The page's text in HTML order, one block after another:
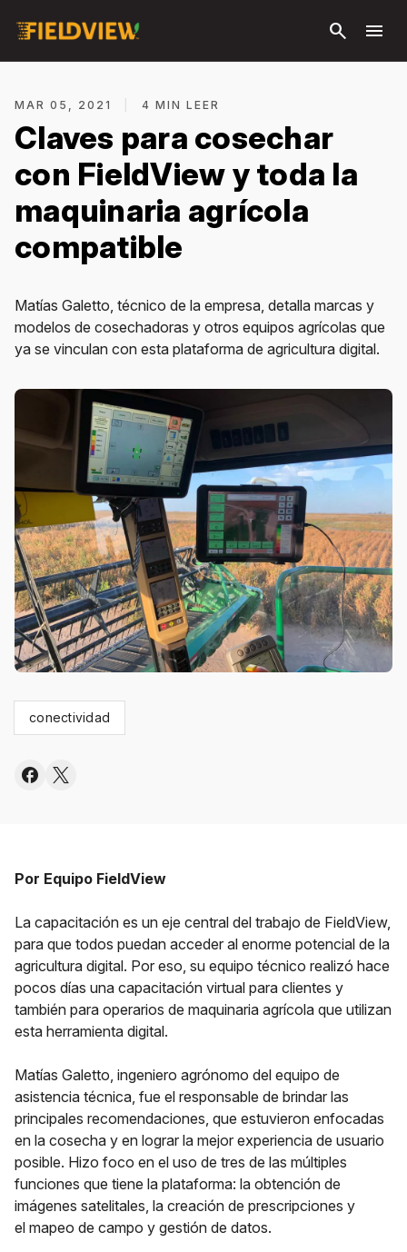
search menu
MAR 05, 2021 4 MIN LEER
Claves para cosechar
con FieldView y toda la
maquinaria agrícola
compatible
Matías Galetto, técnico de la empresa, detalla marcas y
modelos de cosechadoras y otros equipos agrícolas que
ya se vinculan con esta plataforma de agricultura digital.
conectividad
Por Equipo FieldView
La capacitación es un eje central del trabajo de FieldView,
para que todos puedan acceder al enorme potencial de la
agricultura digital. Por eso, su equipo técnico realizó hace
pocos días una capacitación virtual para clientes y
también para operarios de maquinaria agrícola que utilizan
esta herramienta digital.
Matías Galetto, ingeniero agrónomo del equipo de
asistencia técnica, fue el responsable de brindar las
principales recomendaciones, que estuvieron enfocadas
en la cosecha y en lograr la mejor experiencia de usuario
posible. Hizo foco en el uso de tres de las múltiples
funciones que tiene la plataforma: la obtención de
imágenes satelitales, la creación de prescripciones y
el mapeo de campo y gestión de datos.